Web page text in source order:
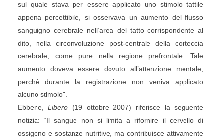
sul quale stava per essere applicato uno stimolo tattile
appena percettibile, si osservava un aumento del flusso
sanguigno cerebrale nell’area del tatto corrispondente al
dito, nella circonvoluzione post-centrale della corteccia
cerebrale, come pure nella regione prefrontale. Tale
aumento doveva essere dovuto all’attenzione mentale,
perché durante la registrazione non veniva applicato
alcuno stimolo”.
Ebbene,Libero (19 ottobre 2007) riferisce la seguente
notizia: “Il sangue non si limita a rifornire il cervello di
ossigeno e sostanze nutritive, ma contribuisce attivamente